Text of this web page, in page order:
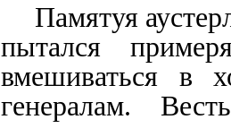
Памятуя
пытался
вмешиваться в
генералам.